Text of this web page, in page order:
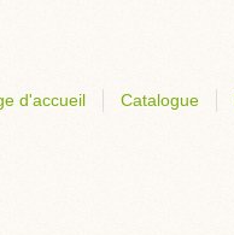
d'accueil Catalogue